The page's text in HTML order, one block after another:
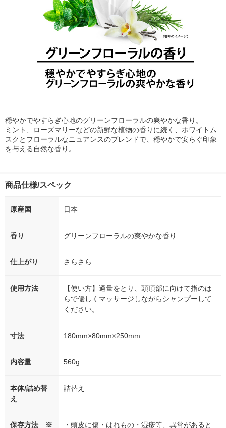
穏やかでやすらぎ心地のグリーンフローラルの爽やかな香り。
ミント、ローズマリーなどの新鮮な植物の香りに続く、ホワイトム
スクとフローラルなニュアンスのブレンドで、穏やかで安らぐ印象
を与える自然な香り。
商品仕様/スペック
原産国 日本
香り グリーンフローラルの爽やかな香り
仕上がり さらさら
使用方法
【使い方】適量をとり、頭頂部に向けて指のは
らで優しくマッサージしながらシャンプーして
ください。
寸法 180mm×80mm×250mm
内容量 560g
本体/詰め替
え
詰替え
保存方法 ※ ・頭皮に傷・はれもの・湿疹等、異常があると